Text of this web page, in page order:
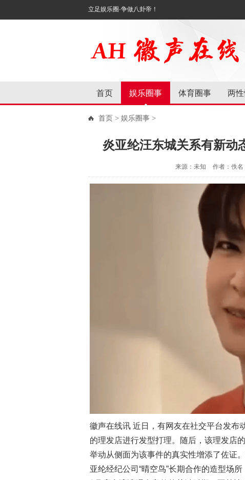
立足娱乐圈·争做八卦帝！
首页 娱乐圈事 体育圈事 两
首页 > 娱乐圈事 >
炎亚纶汪东城关系有新动
来源：未知 作者：佚名
徽声在线讯 近日，有网友在社交平台发布
的理发店进行发型打理。随后，该理发店
举动从侧面为该事件的真实性增添了佐证
亚纶经纪公司“晴空鸟”长期合作的造型场